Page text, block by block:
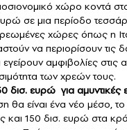
χώρο κοντά
σε μια περίοδο
χώρες όπως η
να περιορίσουν τις
αμφιβολίες στις
των χρεών τους.
δισ. ευρώ για αμυντικές
θα είναι ένα νέο μέσο,
και 150 δισ. ευρώ στα